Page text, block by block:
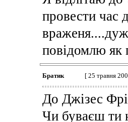
провести час
повідомлю як
Братик [ 25 травня
До Джізес
Чи буваєш ти